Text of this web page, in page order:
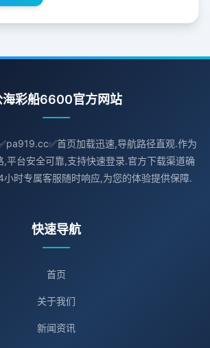
海彩船6600官方网站
首页加载迅速,导航路径直观.作为
,平台安全可靠,支持快速登录.官方下载渠道确
时专属客服随时响应,为您的体验提供保障.
快速导航
首页
关于我们
新闻资讯